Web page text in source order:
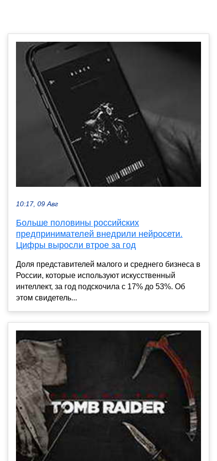
10:17, 09 Авг
Больше половины российских
предпринимателей внедрили нейросети.
Цифры выросли втрое за год
Доля представителей малого и среднего бизнеса в
России, которые используют искусственный
интеллект, за год подскочила с 17% до 53%. Об
этом свидетель...